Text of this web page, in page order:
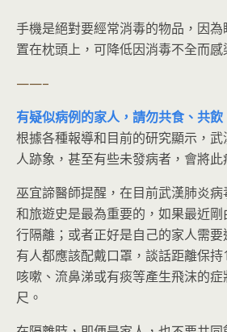
手機是絕對要經常消毒的物品，因
置在枕頭上，可降低因消毒不全而感
——–
有疑似病例的家人，請勿共食、共飲
根據各種報導和目前的研究顯示，
人跡象，甚至有些未發病者，會將此
巫宜諦醫師提醒，在目前武漢肺炎
和旅遊史是最為重要的，如果最近
行隔離；或者正好是自己的家人需
有人都應該配戴口罩，談話距離保
咳嗽、流鼻涕或有痰等產生飛沫的
尺。